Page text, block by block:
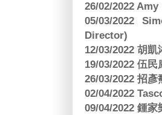
26/02/2022
05/03/2022
Director)
12/03/2022 胡
19/03/2022 伍
26/03/2022 招
02/04/2022
09/04/2022 鍾